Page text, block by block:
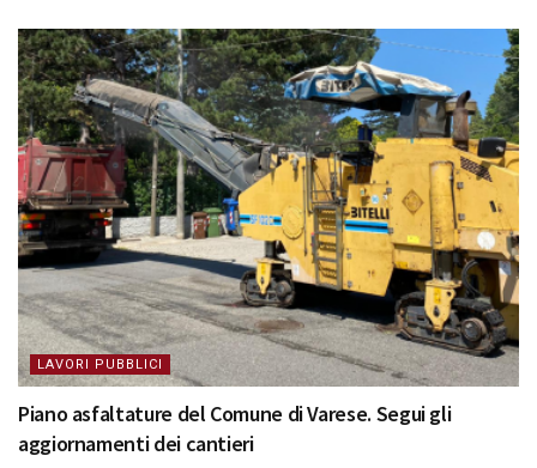
LAVORI PUBBLICI
Piano asfaltature del Comune di Varese. Segui gli
aggiornamenti dei cantieri